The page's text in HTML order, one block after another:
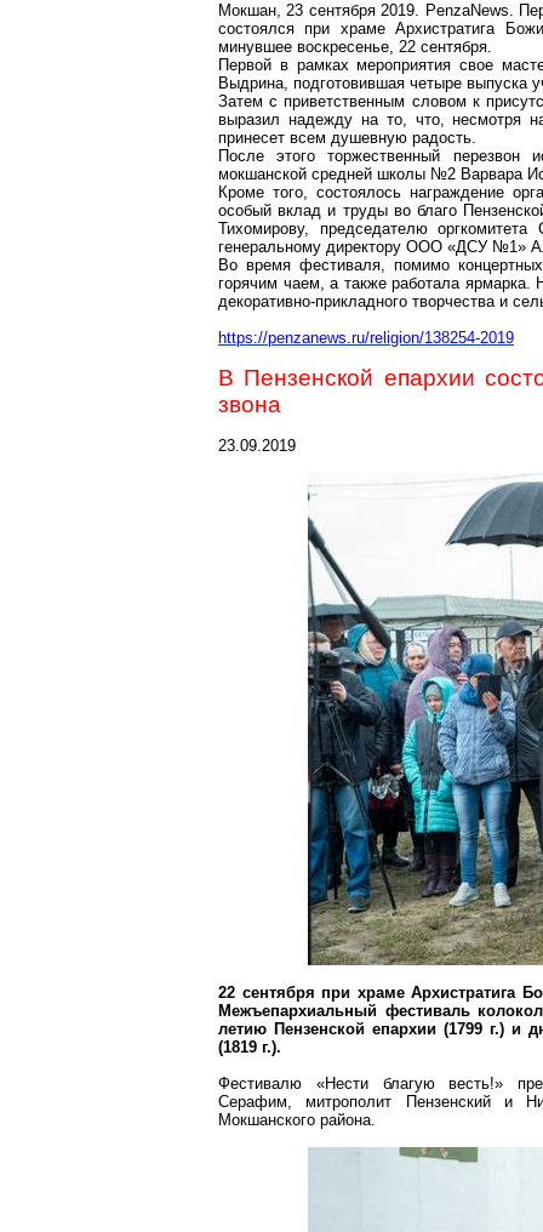
Мокшан, 23 сентября 2019. PenzaNews.
состоялся при храме Архистратига
минувшее воскресенье, 22 сентября.
Первой в рамках мероприятия свое
Выдрина, подготовившая четыре выпуска
Затем с приветственным словом к
выразил надежду на то, что, несмотря
принесет всем душевную радость.
После этого торжественный
мокшанской средней школы №2 Варвара
Кроме того, состоялось награждение
особый вклад и труды во благо
Тихомирову, председателю
генеральному директору ООО «ДСУ №1»
Во время фестиваля, помимо
горячим чаем, а также работала
декоративно-прикладного творчества и
https://penzanews.ru/religion/138254-2019
В Пензенской епархии
звона
23.09.2019
22 сентября при храме Архистратига
Межъепархиальный фестиваль
летию Пензенской епархии (1799 г.) и
(1819 г.).
Фестивалю «Нести благую весть!»
Серафим, митрополит Пензенский и
Мокшанского района.